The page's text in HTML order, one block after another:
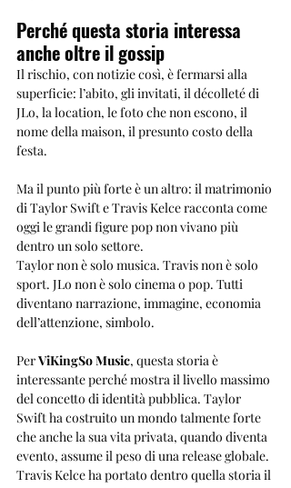
Perché questa storia interessa
anche oltre il gossip
Il rischio, con notizie così, è fermarsi alla
superficie: l’abito, gli invitati, il décolleté di
JLo, la location, le foto che non escono, il
nome della maison, il presunto costo della
festa.
Ma il punto più forte è un altro: il matrimonio
di Taylor Swift e Travis Kelce racconta come
oggi le grandi figure pop non vivano più
dentro un solo settore.
Taylor non è solo musica. Travis non è solo
sport. JLo non è solo cinema o pop. Tutti
diventano narrazione, immagine, economia
dell’attenzione, simbolo.
Per ViKingSo Music, questa storia è
interessante perché mostra il livello massimo
del concetto di identità pubblica. Taylor
Swift ha costruito un mondo talmente forte
che anche la sua vita privata, quando diventa
evento, assume il peso di una release globale.
Travis Kelce ha portato dentro quella storia il